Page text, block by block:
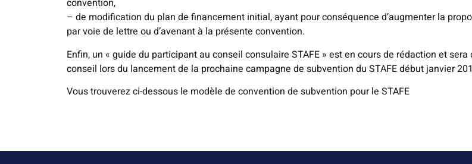
convention,
– de modification du plan de financement initial, ayant pour conséquence d’augmenter la
par voie de lettre ou d’avenant à la présente convention.
Enfin, un « guide du participant au conseil consulaire STAFE » est en cours de rédaction et
conseil lors du lancement de la prochaine campagne de subvention du STAFE début janvier
Vous trouverez ci-dessous le modèle de convention de subvention pour le STAFE